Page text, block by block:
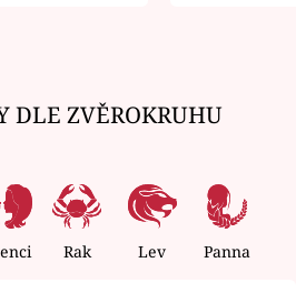
DLE ZVĚROKRUHU
Rak Lev Panna